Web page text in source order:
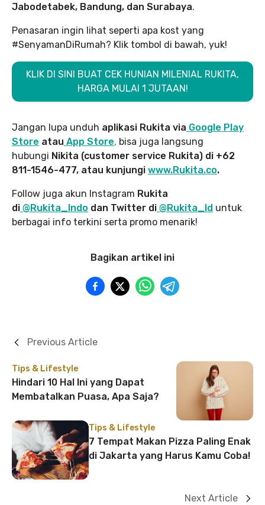
Jabodetabek, Bandung, dan Surabaya.
Penasaran ingin lihat seperti apa kost yang
#SenyamanDiRumah? Klik tombol di bawah, yuk!
KLIK DI SINI BUAT CEK HUNIAN MILENIAL RUKITA,
HARGA MULAI 1 JUTAAN!
Jangan lupa unduh aplikasi Rukita via Google Play
Store atau App Store, bisa juga langsung
hubungi Nikita (customer service Rukita) di +62
811-1546-477, atau kunjungi www.Rukita.co.
Follow juga akun Instagram Rukita
di @Rukita_Indo dan Twitter di @Rukita_Id untuk
berbagai info terkini serta promo menarik!
Bagikan artikel ini
Tips & Lifestyle
Hindari 10 Hal Ini yang Dapat
Membatalkan Puasa, Apa Saja?
Previous Article
Tips & Lifestyle
7 Tempat Makan Pizza Paling Enak
di Jakarta yang Harus Kamu Coba!
Next Article